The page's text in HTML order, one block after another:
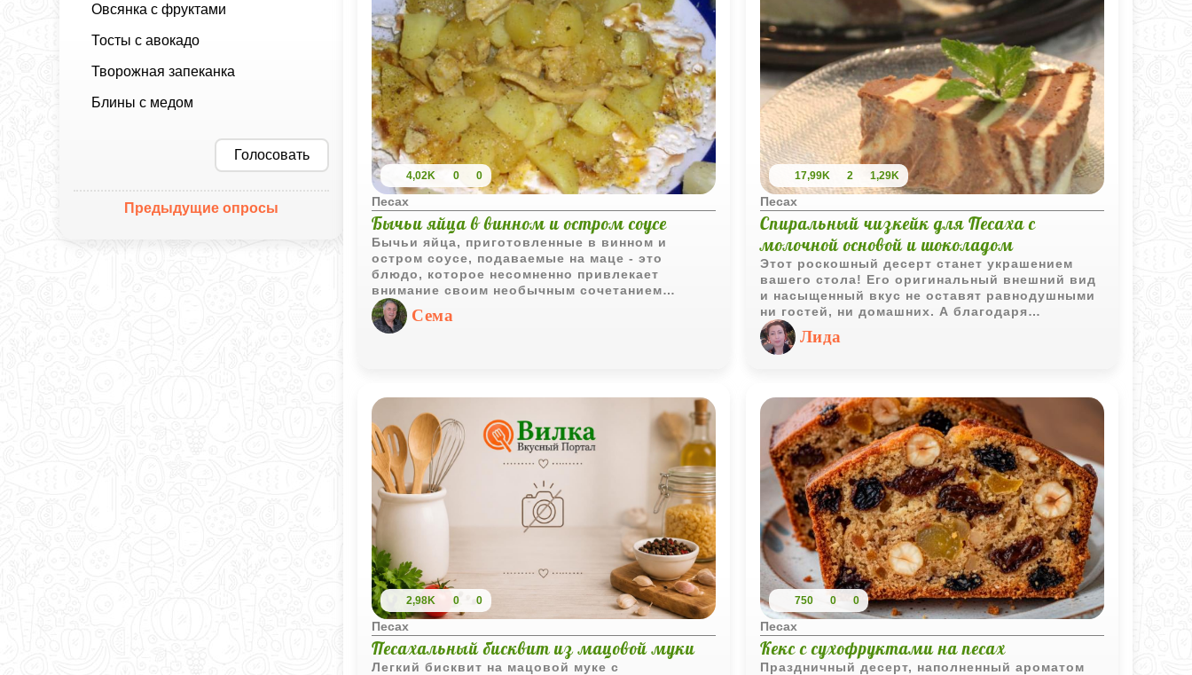
Овсянка с фруктами
Тосты с авокадо
Творожная запеканка
Блины с медом
Голосовать
Предыдущие опросы
4,02K 0 0
Песах
Бычьи яйца в винном и остром соусе
Бычьи яйца, приготовленные в винном и
остром соусе, подаваемые на маце - это
блюдо, которое несомненно привлекает
внимание своим необычным сочетанием
ингредиентов и вкусов.
Сема
17,99K 2 1,29K
Песах
Спиральный чизкейк для Песаха с
молочной основой и шоколадом
Этот роскошный десерт станет украшением
вашего стола! Его оригинальный внешний вид
и насыщенный вкус не оставят равнодушными
ни гостей, ни домашних. А благодаря
пошаговой инструкции его сможет приготовить
даже начинающий кулинар. Удивите своих
гостей этим потрясающим десертом, который
Лида
2,98K 0 0
Песах
Песахальный бисквит из мацовой муки
Легкий бисквит на мацовой муке с
750 0 0
Песах
Кекс с сухофруктами на песах
Праздничный десерт, наполненный ароматом